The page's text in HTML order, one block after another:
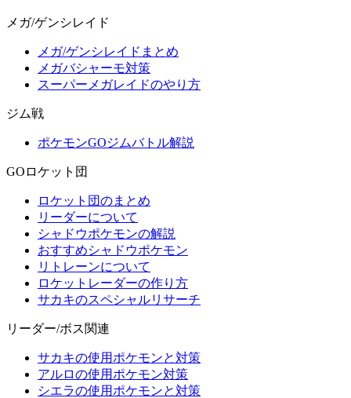
メガ/ゲンシレイド
メガ/ゲンシレイドまとめ
メガバシャーモ対策
スーパーメガレイドのやり方
ジム戦
ポケモンGOジムバトル解説
GOロケット団
ロケット団のまとめ
リーダーについて
シャドウポケモンの解説
おすすめシャドウポケモン
リトレーンについて
ロケットレーダーの作り方
サカキのスペシャルリサーチ
リーダー/ボス関連
サカキの使用ポケモンと対策
アルロの使用ポケモン対策
シエラの使用ポケモンと対策